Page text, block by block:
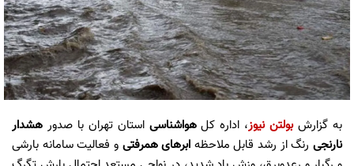
به گزارش بولتن نیوز، اداره کلهواشناسی استان تهران با صدور هشدار
نارنجیرنگ از رشد قابل ملاحظه ابرهای همرفتی و فعالیت سامانه بارشی